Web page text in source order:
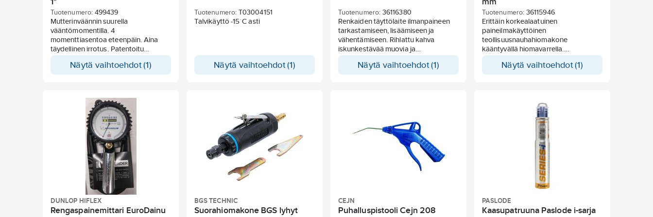
Tuotenumero: 499439
Mutterinväännin suurella
vääntömomentilla. 4
momenttiasentoa eteenpäin. Aina
täydellinen irrotus. Patentoitu
Miellyttävä komposiittikahva.
äänenvaimennin. Vääntiö, tuumaa: 1.
Ilmankulutus l/min: 708. Tärinäarvo 3-
akselinen EN ISO 28927-2 9,98 m/s².
Äänenpainetaso dB(A): 100.
Ilmaliitännän kierre, tuumaa: 3/8.
Näytä vaihtoehdot (1)
Tuotenumero: T03004151
Talvikäyttö -15´C asti
Näytä vaihtoehdot (1)
Tuotenumero: 36116380
Renkaiden täyttölaite ilmanpaineen
tarkastamiseen, lisäämiseen ja
vähentämiseen. Rihlattu kahva
iskunkestävää muovia ja
mittausalue 0-12 bar 0-170 psi.
Näytä vaihtoehdot (1)
Tuotenumero: 36115946
Erittäin korkealaatuinen
paineilmakäyttöinen
teollisuusnauhahiomakone
kääntyvällä hiomavarrella.
kohteiden hiomiseen ja viimeistelyyn.
Käyttöpaine (bar): maks. 6,3.
Ilmankulutus (l/min): 113.
Näytä vaihtoehdot (1)
DUNLOP HIFLEX
Rengaspainemittari EuroDainu
BGS TECHNIC
Suorahiomakone BGS lyhyt
CEJN
Puhalluspistooli Cejn 208
PASLODE
Kaasupatruuna Paslode i-sarja